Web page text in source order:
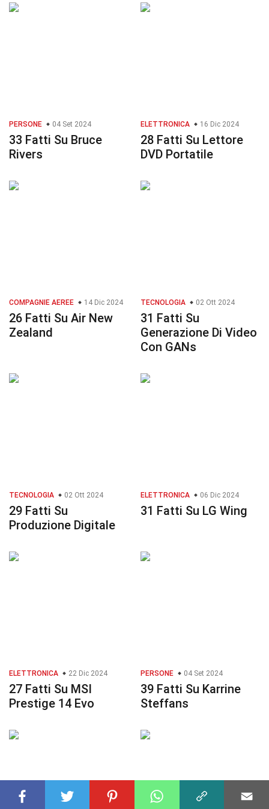
PERSONE 04 Set 2024
33 Fatti Su Bruce
Rivers
ELETTRONICA 16 Dic 2024
28 Fatti Su Lettore
DVD Portatile
COMPAGNIE AEREE 14 Dic 2024
26 Fatti Su Air New
Zealand
TECNOLOGIA 02 Ott 2024
31 Fatti Su
Generazione Di Video
Con GANs
TECNOLOGIA 02 Ott 2024
29 Fatti Su
Produzione Digitale
ELETTRONICA 06 Dic 2024
31 Fatti Su LG Wing
ELETTRONICA 22 Dic 2024
27 Fatti Su MSI
Prestige 14 Evo
PERSONE 04 Set 2024
39 Fatti Su Karrine
Steffans